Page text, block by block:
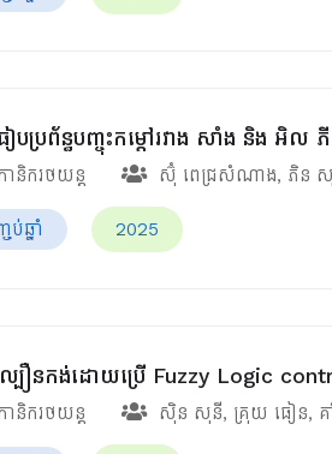
ៀបប្រព័ន្ធបញ្ចុះកម្ដៅរវាង សាំង និង
ានិករថយន្ត ស៊ុំ ពេជ្រសំណាង, ភិន
ឆ្នាំ 2025
ល្បឿនកង់ដោយប្រើ Fuzzy Logic
ានិករថយន្ត ស៊ិន សុនី, គ្រុយ ធៀន,